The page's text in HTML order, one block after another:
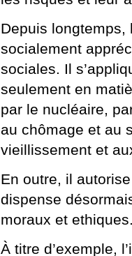
Depuis
socialement
sociales. Il
seulement en
par le nucléaire,
au chômage et au
vieillissement et
En outre, il
dispense
moraux et
À titre d’exemple,